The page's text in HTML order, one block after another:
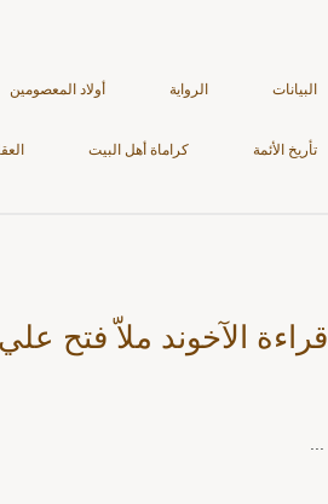
البيانات الرواية أولاد المعصومين
تأريخ الأئمة كراماة أهل البيت
قراءة الآخوند ملاّ فتح